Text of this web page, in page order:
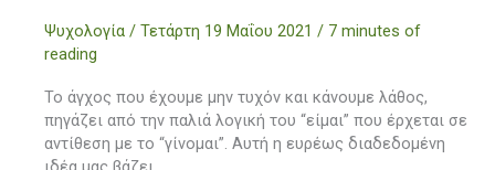
Ψυχολογία / Τετάρτη 19 Μαΐου 2021 / 7 minutes of
reading
Το άγχος που έχουμε μην τυχόν και κάνουμε λάθος,
πηγάζει από την παλιά λογική του “είμαι” που έρχεται σε
αντίθεση με το “γίνομαι”. Αυτή η ευρέως διαδεδομένη
όφελος
του
λάθους
;